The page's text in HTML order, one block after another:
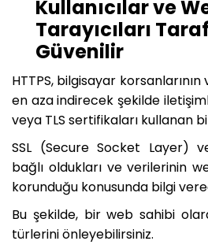
Kullanıcılar ve
Tarayıcıları
Güvenilir
HTTPS, bilgisayar
en aza indirecek şekilde
veya TLS sertifikaları kullanan
SSL (Secure Socket Layer)
bağlı oldukları ve verilerinin
korunduğu konusunda bilgi
Bu şekilde, bir web sahibi
türlerini önleyebilirsiniz.